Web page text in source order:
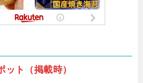
ト（掲載時）